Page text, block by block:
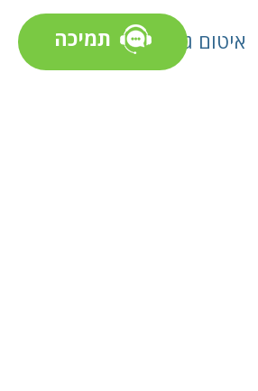
איטום גגות תמיכה